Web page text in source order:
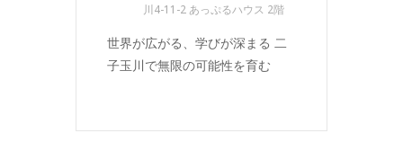
川4-11-2 あっぷるハウス 2階
世界が広がる、学びが深まる 二
子玉川で無限の可能性を育む